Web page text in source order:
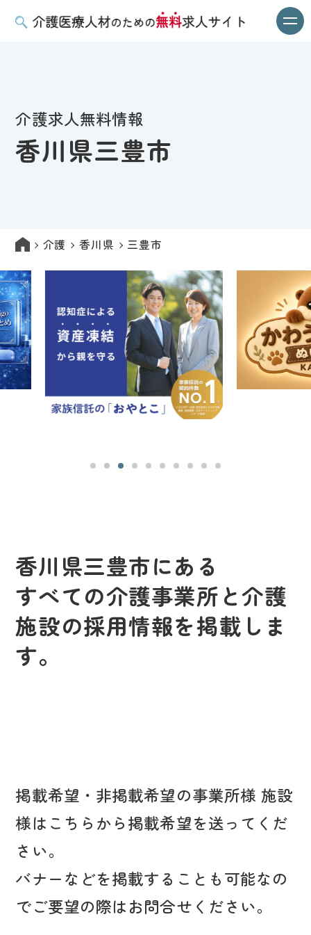
介護求人無料情報
香川県三豊市
介護 香川県 三豊市
香川県三豊市にある
すべての介護事業所と介護
施設の採用情報を掲載しま
す。
掲載希望・非掲載希望の事業所様 施設
様はこちらから掲載希望を送ってくだ
さい。
バナーなどを掲載することも可能なの
でご要望の際はお問合せください。